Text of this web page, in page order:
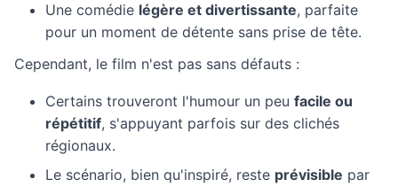
Une comédie légère et divertissante, parfaite
pour un moment de détente sans prise de tête.
Cependant, le film n'est pas sans défauts :
Certains trouveront l'humour un peu facile ou
répétitif, s'appuyant parfois sur des clichés
régionaux.
Le scénario, bien qu'inspiré, reste prévisible par